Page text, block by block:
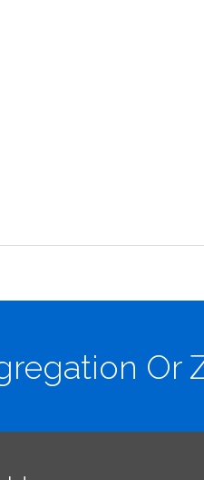
Or